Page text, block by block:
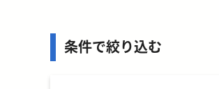
条件で絞り込む